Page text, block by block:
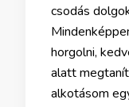
csodás
horgolni,
alatt
alkotásom